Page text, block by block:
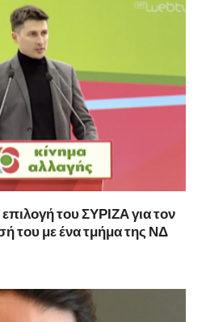
του ΣΥΡΙΖΑ για τον
του με ένα τμήμα της ΝΔ